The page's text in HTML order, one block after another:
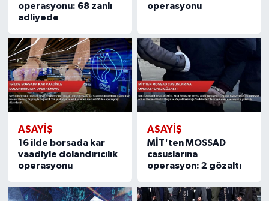
operasyonu: 68 zanlı
adliyede
operasyonu
ASAYIŞ
16 ilde borsada kar
vaadiyle dolandırıcılık
operasyonu
ASAYIŞ
MİT'ten MOSSAD
casuslarına
operasyon: 2 gözaltı